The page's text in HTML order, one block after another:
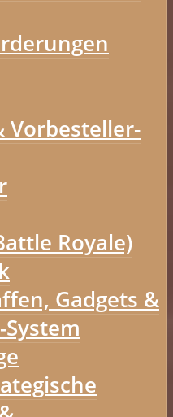
Vorbesteller-
Royale)
Gadgets &